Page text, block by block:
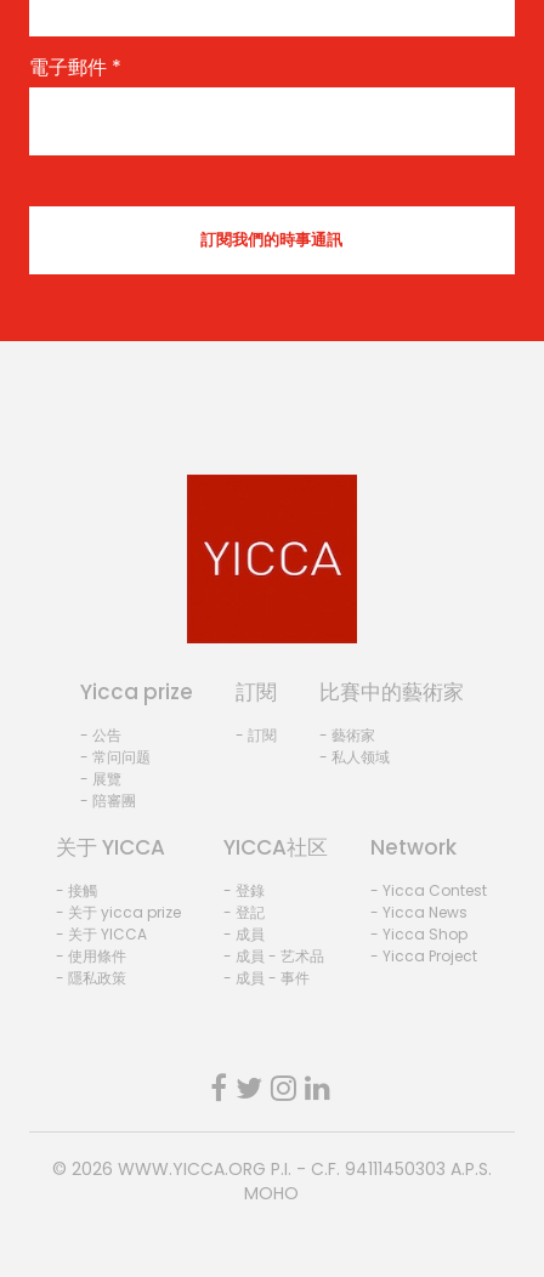
電子郵件 *
Yicca prize
- 公告
- 常问问题
- 展覽
- 陪審團
訂閱
- 訂閱
比賽中的藝術家
- 藝術家
- 私人领域
关于 YICCA
- 接觸
- 关于 yicca prize
- 关于 YICCA
- 使用條件
- 隱私政策
YICCA社区
- 登錄
- 登記
- 成員
- 成員 - 艺术品
- 成員 - 事件
Network
- Yicca Contest
- Yicca News
- Yicca Shop
- Yicca Project
© 2026 WWW.YICCA.ORG P.I. - C.F. 94111450303 A.P.S.
MOHO